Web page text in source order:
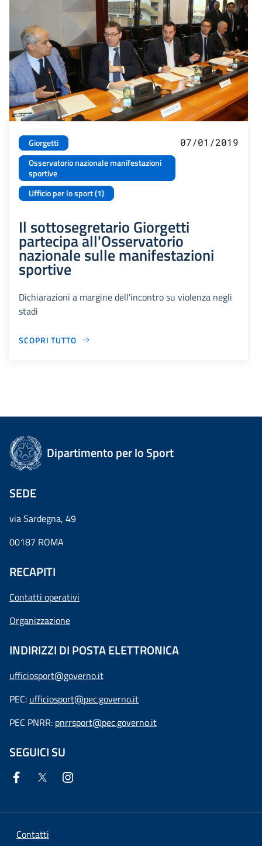
Giorgetti
Osservatorio nazionale manifestazioni
sportive
Ufficio per lo sport (1)
07/01/2019
Il sottosegretario Giorgetti
partecipa all'Osservatorio
nazionale sulle manifestazioni
sportive
Dichiarazioni a margine dell'incontro su violenza negli
stadi
SCOPRI TUTTO
Dipartimento per lo Sport
SEDE
via Sardegna, 49
00187 ROMA
RECAPITI
Contatti operativi
Organizzazione
INDIRIZZI DI POSTA ELETTRONICA
ufficiosport@governo.it
PEC: ufficiosport@pec.governo.it
PEC PNRR: pnrrsport@pec.governo.it
SEGUICI SU
Contatti